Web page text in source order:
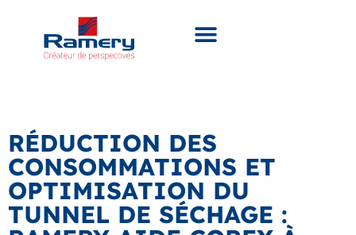
RÉDUCTION DES
CONSOMMATIONS ET
OPTIMISATION DU
TUNNEL DE SÉCHAGE :